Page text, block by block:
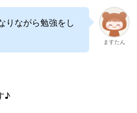
りながら勉強をし
ますたん
♪